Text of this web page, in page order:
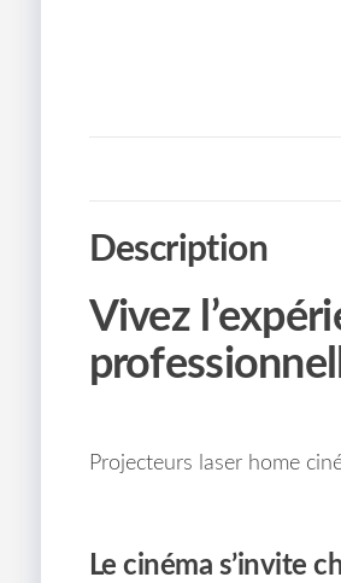
Description
Vivez
Projecteurs laser home
Le cinéma s’invite